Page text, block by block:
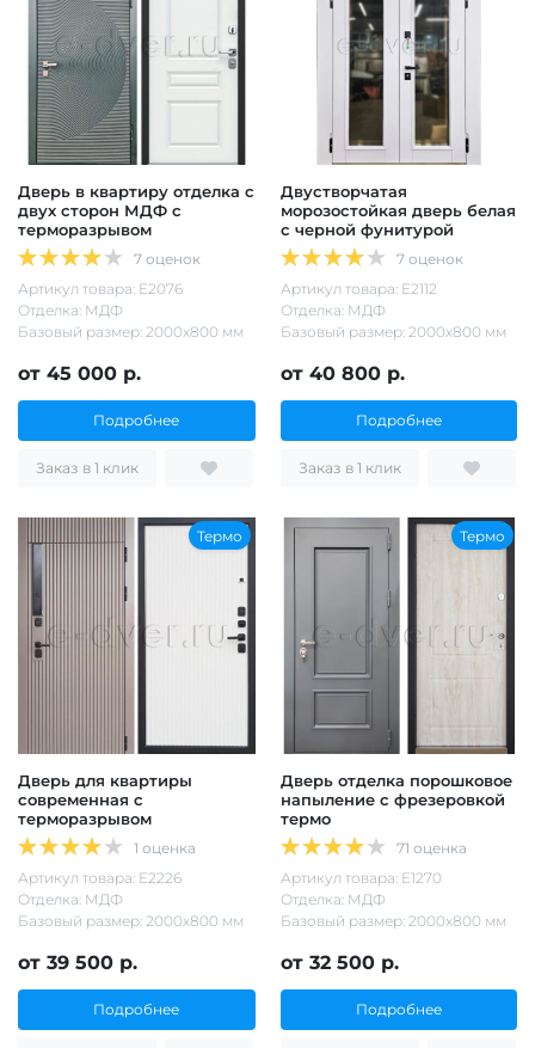
Дверь в квартиру отделка с
двух сторон МДФ с
терморазрывом
7 оценок
Артикул товара: Е2076
Отделка: МДФ
Базовый размер: 2000х800 мм
от 45 000 р.
Подробнее
Заказ в 1 клик
Двустворчатая
морозостойкая дверь белая
с черной фунитурой
7 оценок
Артикул товара: Е2112
Отделка: МДФ
Базовый размер: 2000х800 мм
от 40 800 р.
Подробнее
Заказ в 1 клик
Термо
Дверь для квартиры
современная с
терморазрывом
1 оценка
Артикул товара: Е2226
Отделка: МДФ
Базовый размер: 2000х800 мм
от 39 500 р.
Подробнее
Термо
Дверь отделка порошковое
напыление с фрезеровкой
термо
71 оценка
Артикул товара: Е1270
Отделка: МДФ
Базовый размер: 2000х800 мм
от 32 500 р.
Подробнее